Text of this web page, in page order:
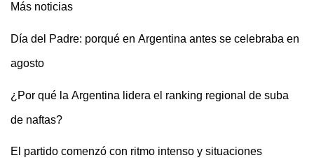
Más noticias
Día del Padre: porqué en Argentina antes se celebraba en
agosto
¿Por qué la Argentina lidera el ranking regional de suba
de naftas?
El partido comenzó con ritmo intenso y situaciones